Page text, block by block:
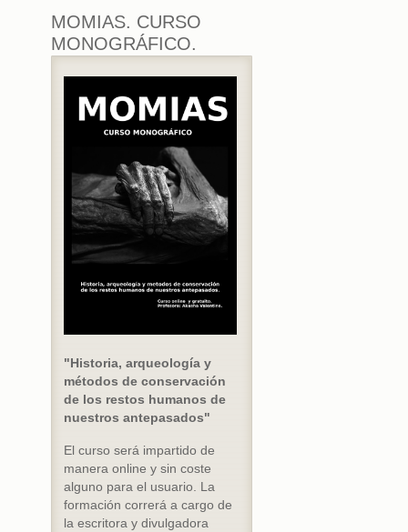
MOMIAS. CURSO
MONOGRÁFICO.
"Historia, arqueología y
métodos de conservación
de los restos humanos de
nuestros antepasados"
El curso será impartido de
manera online y sin coste
alguno para el usuario. La
formación correrá a cargo de
la escritora y divulgadora